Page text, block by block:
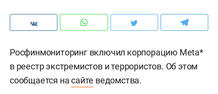
Росфинмониторинг включил корпорацию Meta*
в реестр экстремистов и террористов. Об этом
сообщается насайте ведомства.